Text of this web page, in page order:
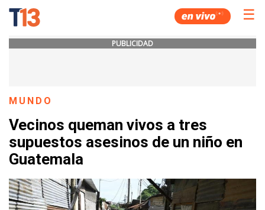
☰
PUBLICIDAD
MUNDO
Vecinos queman vivos a tres
supuestos asesinos de un niño en
Guatemala